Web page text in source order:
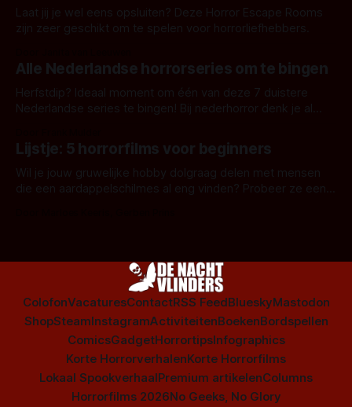
Laat jij je wel eens opsluiten? Deze Horror Escape Rooms
zijn zeer geschikt om te spelen voor horrorliefhebbers.
Alle Nederlandse horrorseries om te bingen
Herfstdip? Ideaal moment om één van deze 7 duistere
Nederlandse series te bingen! Bij nederhorror denk je al
Amsterdamned of The Johnsons. Maar Nederlandse horror
is niet beperkt tot films. Hier een aantal Nederlandse tv-
series uit het duistere of horrorgenre. Als
Lijstje: 5 horrorfilms voor beginners
Wil je jouw gruwelijke hobby dolgraag delen met mensen
die een aardappelschilmes al eng vinden? Probeer ze eens
ColofonVacaturesContactRSS FeedBlueskyMastodon
ShopSteamInstagramActiviteitenBoekenBordspellen
ComicsGadgetHorrortipsInfographics
Korte HorrorverhalenKorte Horrorfilms
Lokaal SpookverhaalPremium artikelenColumns
Horrorfilms 2026No Geeks, No Glory